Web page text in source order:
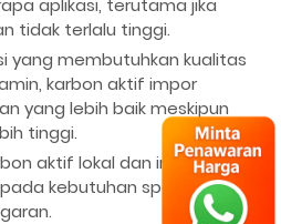
aplikasi, terutama jika
tidak terlalu tinggi.
yang membutuhkan kualitas
karbon aktif impor
yang lebih baik meskipun
tinggi.
aktif lokal dan impor
kebutuhan spesifik aplikasi